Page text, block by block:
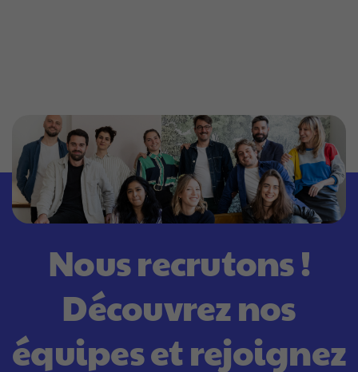
con struction
Industriels
Nous recrutons !
Découvrez nos
équipes et rejoignez